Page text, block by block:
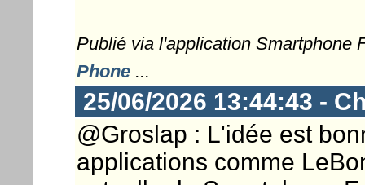
Publié via l'application Smartphone
Phone...
25/06/2026 13:44:43 -
@Groslap : L'idée est
applications comme